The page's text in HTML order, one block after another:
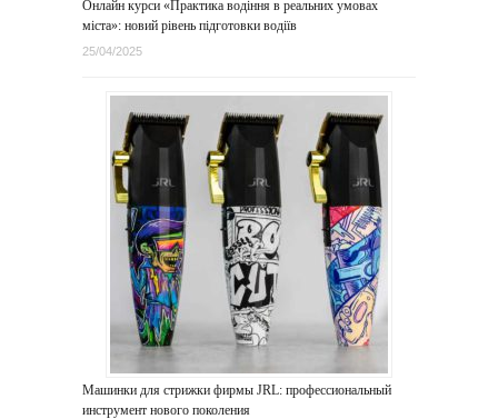
Онлайн курси «Практика водіння в реальних умовах
міста»: новий рівень підготовки водіїв
25/04/2025
Машинки для стрижки фирмы JRL: профессиональный
инструмент нового поколения